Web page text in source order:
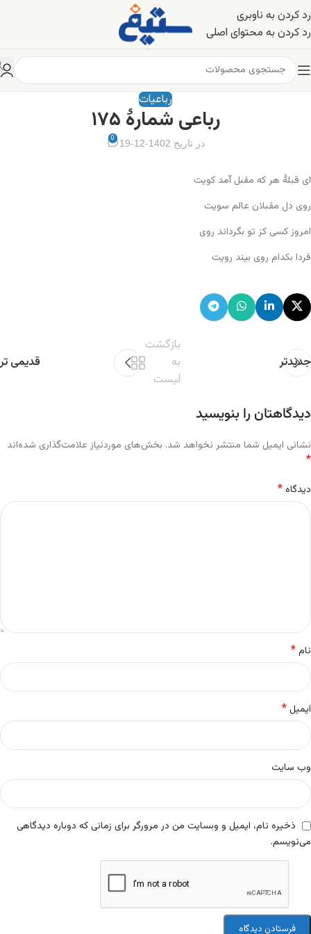
رد کردن به ناوبری
رد کردن به محتوای اصلی
رباعیات
رباعی شمارهٔ ۱۷۵
در تاریخ 1402-12-19 0
ای قبلهٔ هر که مقبل آمد کویت
روی دل مقبلان عالم سویت
امروز کسی کز تو بگرداند روی
فردا بکدام روی بیند رویت
جدیدتر
بازگشت
به
لیست
قدیمی تر
دیدگاهتان را بنویسید
نشانی ایمیل شما منتشر نخواهد شد. بخش‌های موردنیاز علامت‌گذاری شده‌اند
*
دیدگاه*
نام*
ایمیل*
وب‌ سایت
ذخیره نام، ایمیل و وبسایت من در مرورگر برای زمانی که دوباره دیدگاهی
می‌نویسم.